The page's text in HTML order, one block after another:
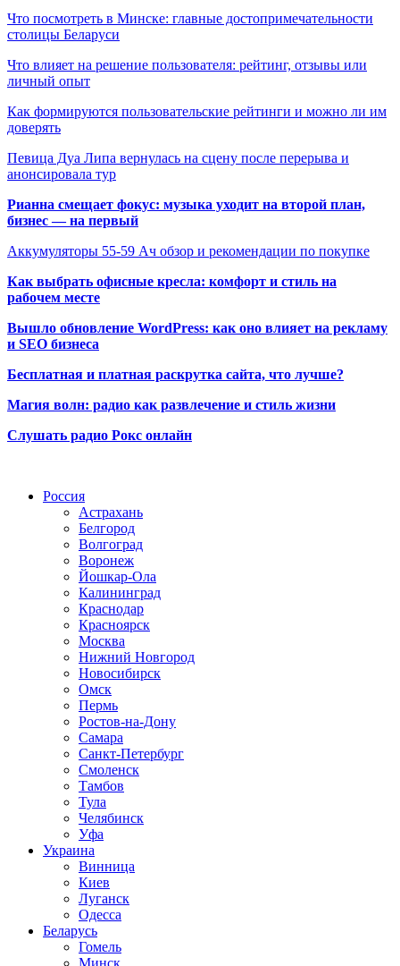
Что посмотреть в Минске: главные достопримечательности
столицы Беларуси
Что влияет на решение пользователя: рейтинг, отзывы или
личный опыт
Как формируются пользовательские рейтинги и можно ли им
доверять
Певица Дуа Липа вернулась на сцену после перерыва и
анонсировала тур
Рианна смещает фокус: музыка уходит на второй план,
бизнес — на первый
Аккумуляторы 55-59 Ач обзор и рекомендации по покупке
Как выбрать офисные кресла: комфорт и стиль на
рабочем месте
Вышло обновление WordPress: как оно влияет на рекламу
и SEO бизнеса
Бесплатная и платная раскрутка сайта, что лучше?
Магия волн: радио как развлечение и стиль жизни
Слушать радио Рокс онлайн
Россия
Астрахань
Белгород
Волгоград
Воронеж
Йошкар-Ола
Калининград
Краснодар
Красноярск
Москва
Нижний Новгород
Новосибирск
Омск
Пермь
Ростов-на-Дону
Самара
Санкт-Петербург
Смоленск
Тамбов
Тула
Челябинск
Уфа
Украина
Винница
Киев
Луганск
Одесса
Беларусь
Гомель
Минск